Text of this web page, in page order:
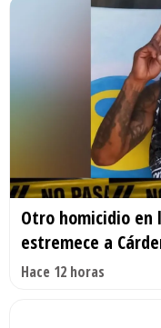
Otro homicidio en
estremece a
Hace 12 horas